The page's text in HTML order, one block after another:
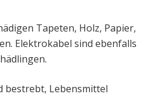
Tapeten, Holz, Papier,
Elektrokabel sind ebenfalls
bestrebt, Lebensmittel